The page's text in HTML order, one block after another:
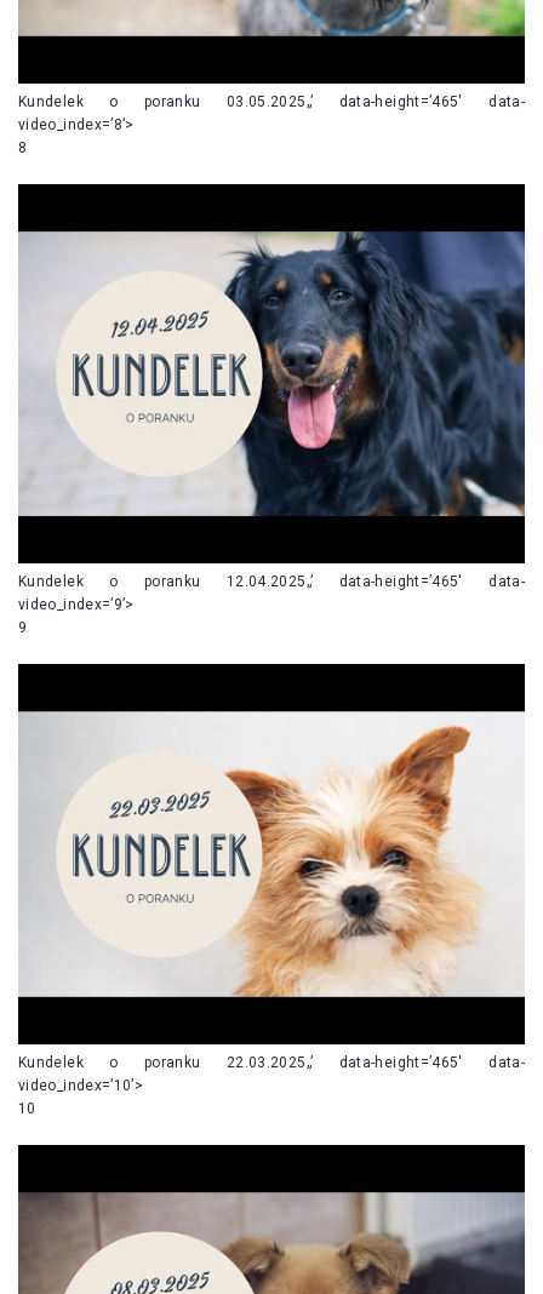
Kundelek o poranku 03.05.2025„’ data-height=’465′ data-
video_index=’8’>
8
Kundelek o poranku 12.04.2025„’ data-height=’465′ data-
video_index=’9’>
9
Kundelek o poranku 22.03.2025„’ data-height=’465′ data-
video_index=’10’>
10